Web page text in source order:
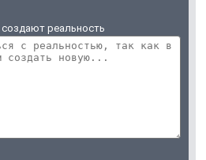
реальность